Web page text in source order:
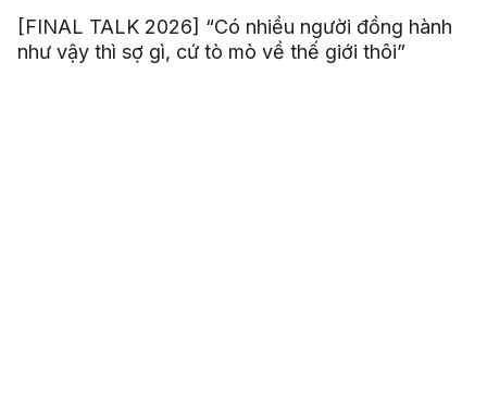
[FINAL TALK 2026] “Có nhiều người đồng hành
như vậy thì sợ gì, cứ tò mò về thế giới thôi”